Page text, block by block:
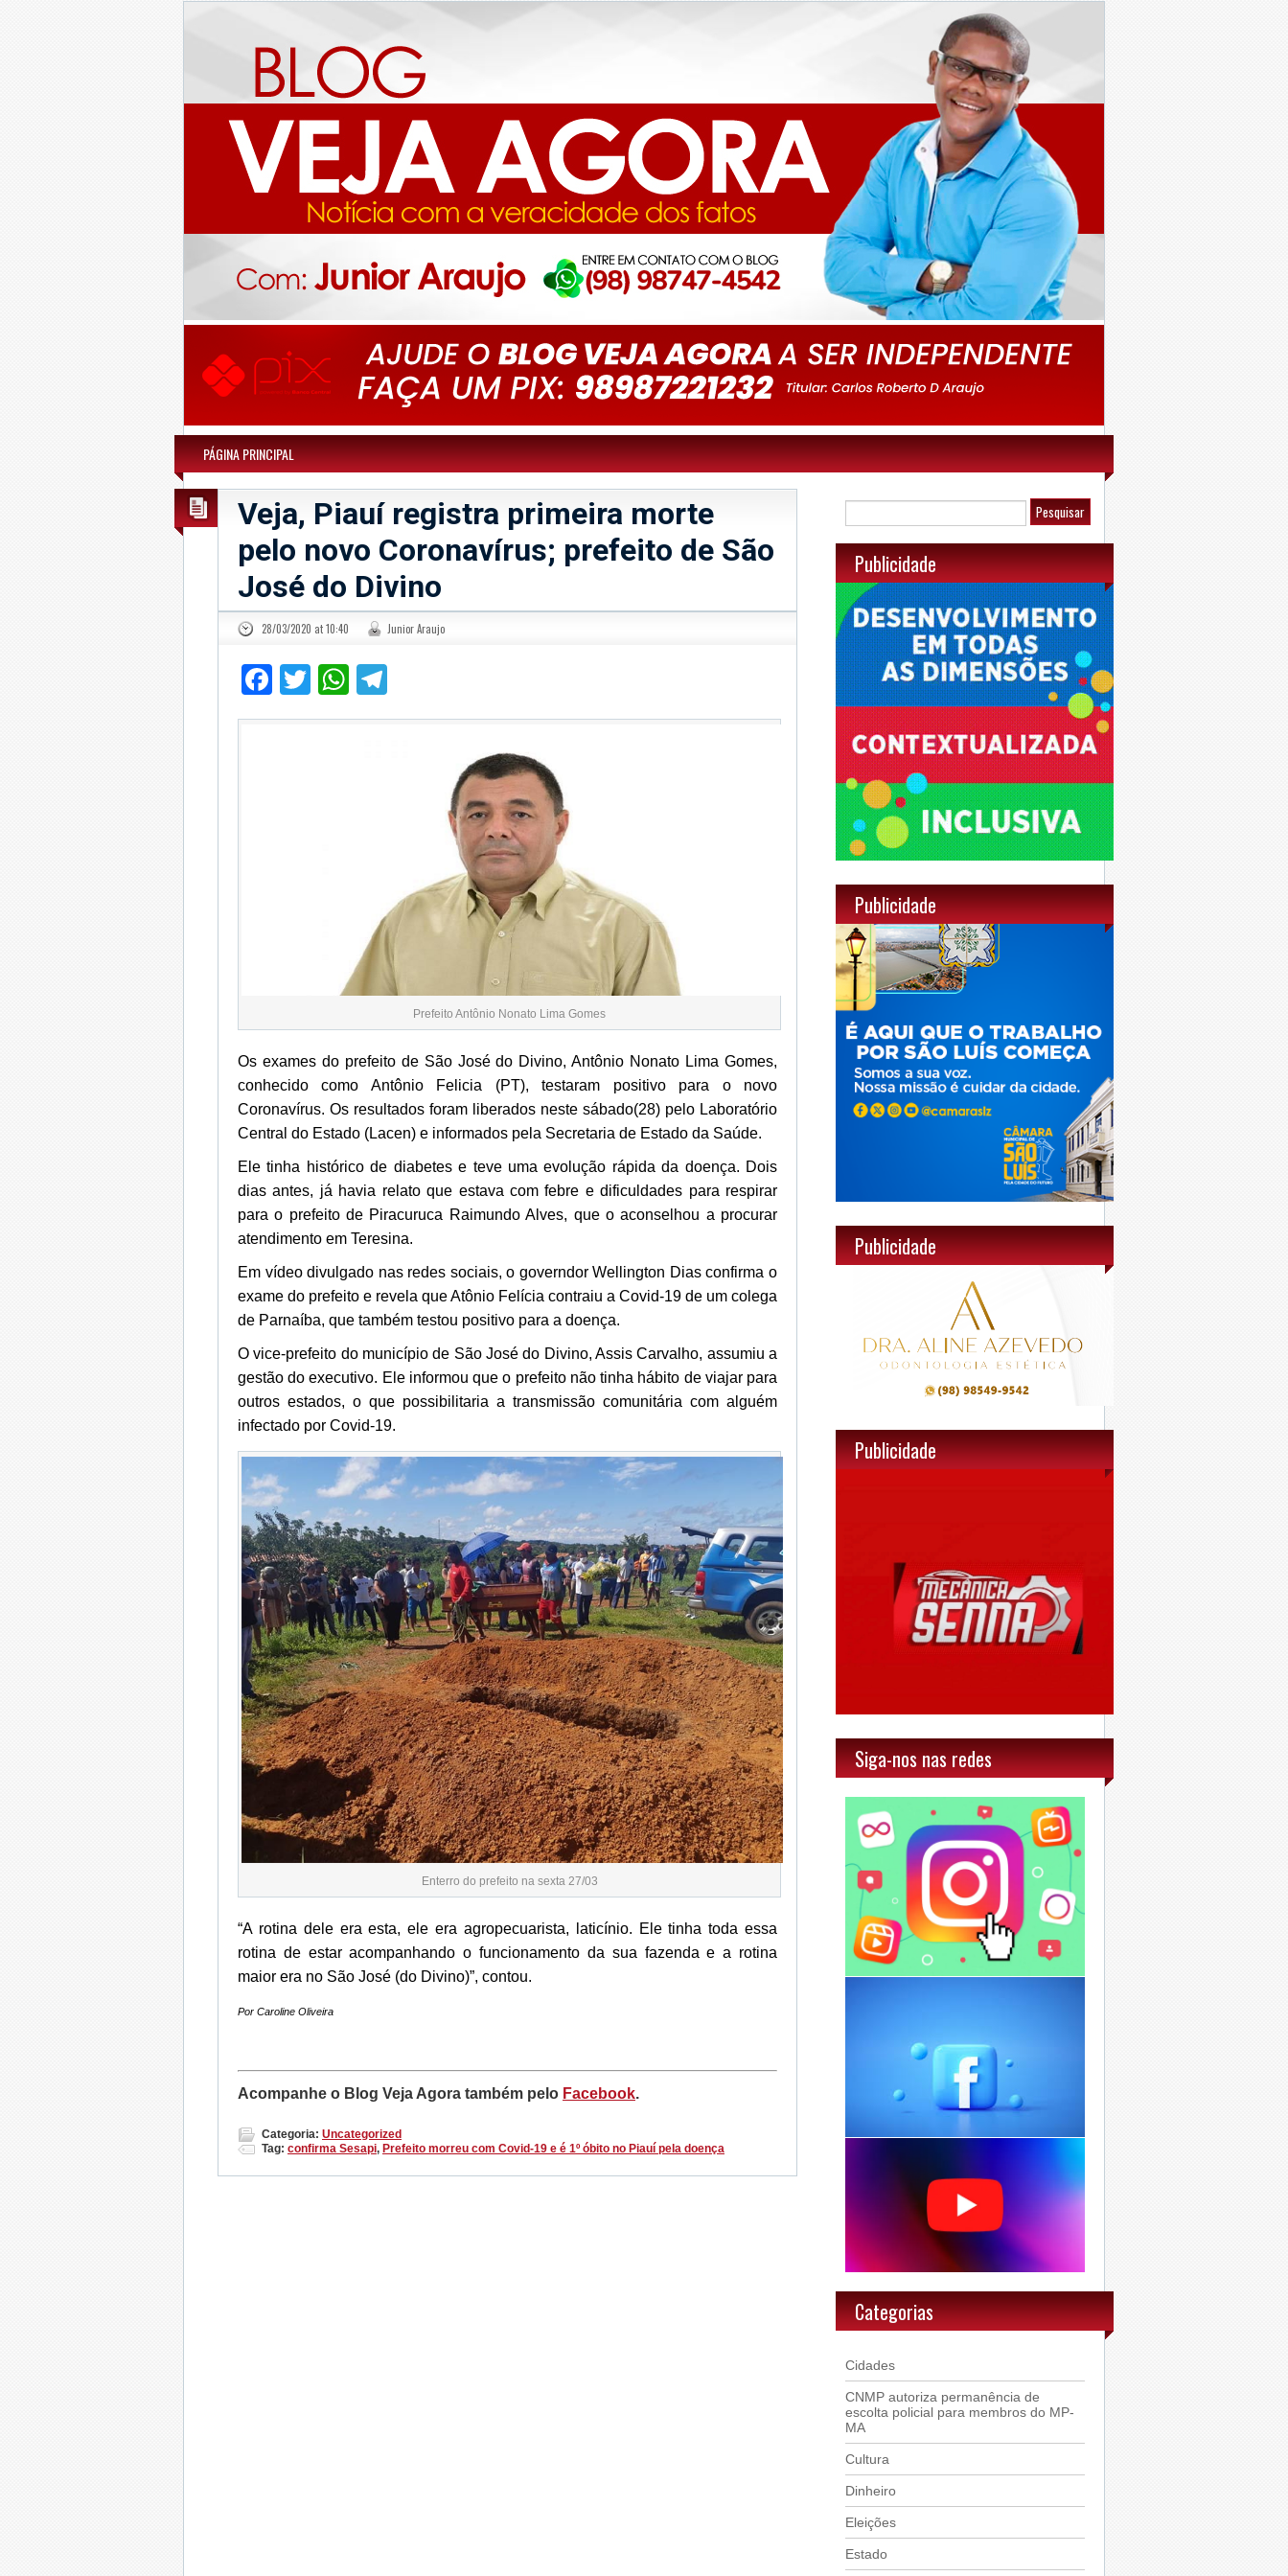
PÁGINA PRINCIPAL
Veja, Piauí registra primeira morte
pelo novo Coronavírus; prefeito de São
José do Divino
28/03/2020 at 10:40 Junior Araujo
Facebook
TwitterWhatsApp
Prefeito Antônio Nonato Lima Gomes
Os exames do prefeito de São José do Divino, Antônio Nonato Lima Gomes,
conhecido como Antônio Felicia (PT), testaram positivo para o novo
Coronavírus. Os resultados foram liberados neste sábado(28) pelo Laboratório
Central do Estado (Lacen) e informados pela Secretaria de Estado da Saúde.
Ele tinha histórico de diabetes e teve uma evolução rápida da doença. Dois
dias antes, já havia relato que estava com febre e dificuldades para respirar
para o prefeito de Piracuruca Raimundo Alves, que o aconselhou a procurar
atendimento em Teresina.
Em vídeo divulgado nas redes sociais, o governdor Wellington Dias confirma o
exame do prefeito e revela que Atônio Felícia contraiu a Covid-19 de um colega
de Parnaíba, que também testou positivo para a doença.
O vice-prefeito do município de São José do Divino, Assis Carvalho, assumiu a
gestão do executivo. Ele informou que o prefeito não tinha hábito de viajar para
outros estados, o que possibilitaria a transmissão comunitária com alguém
infectado por Covid-19.
Enterro do prefeito na sexta 27/03
“A rotina dele era esta, ele era agropecuarista, laticínio. Ele tinha toda essa
rotina de estar acompanhando o funcionamento da sua fazenda e a rotina
maior era no São José (do Divino)”, contou.
Por Caroline Oliveira
Acompanhe o Blog Veja Agora também pelo Facebook.
Categoria: Uncategorized
Tag: confirma Sesapi, Prefeito morreu com Covid-19 e é 1º óbito no Piauí pela doença
Publicidade
Publicidade
Publicidade
Publicidade
Siga-nos nas redes
Categorias
Cidades
CNMP autoriza permanência de
escolta policial para membros do MP-
MA
Cultura
Dinheiro
Eleições
Estado